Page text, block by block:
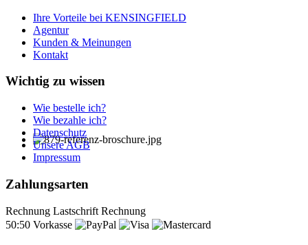
Ihre Vorteile bei KENSINGFIELD
Agentur
Kunden & Meinungen
Kontakt
Wichtig zu wissen
Wie bestelle ich?
Wie bezahle ich?
Datenschutz
Unsere AGB
Impressum
Zahlungsarten
Rechnung Lastschrift Rechnung
50:50 Vorkasse